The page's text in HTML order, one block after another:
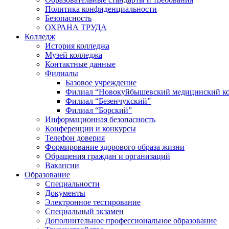
Политика конфиденциальности
Безопасность
ОХРАНА ТРУДА
Колледж
История колледжа
Музей колледжа
Контактные данные
Филиалы
Базовое учреждение
Филиал “Новокуйбышевский медицинский
Филиал “Безенчукский”
Филиал “Борский”
Информационная безопасность
Конференции и конкурсы
Телефон доверия
Формирование здорового образа жизни
Обращения граждан и организаций
Вакансии
Образование
Специальности
Документы
Электронное тестирование
Специальный экзамен
Дополнительное профессиональное образование